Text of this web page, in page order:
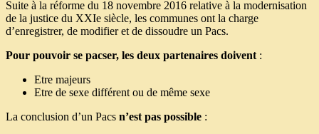
Suite à la réforme du 18 novembre 2016 relative à la modernisation
de la justice du XXIe siècle, les communes ont la charge
d’enregistrer, de modifier et de dissoudre un Pacs.
Pour pouvoir se pacser, les deux partenaires doivent:
Etre majeurs
Etre de sexe différent ou de même sexe
La conclusion d’un Pacs n’est pas possible :